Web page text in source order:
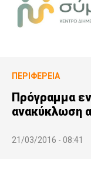
ΠΕΡΙΦΈΡΕΙΑ
Πρόγραμμα
ανακύκλωση
21/03/2016 - 08:41